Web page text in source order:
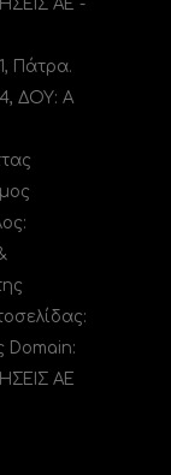
ΑΕ -
Πάτρα.
ΔΟΥ: A
Domain:
ΑΕ